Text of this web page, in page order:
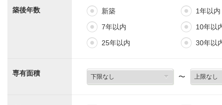
築後年数 新築
1年以内
7年以内
10年以
25年以内
30年以
専有面積 〜